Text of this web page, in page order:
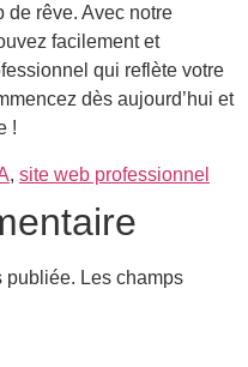
de rêve. Avec notre
facilement et
qui reflète votre
dès aujourd’hui et
!
, site web professionnel
publiée. Les champs